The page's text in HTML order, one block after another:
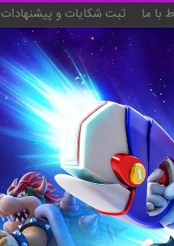
با ما ثبت شکایات و پیشنهادات